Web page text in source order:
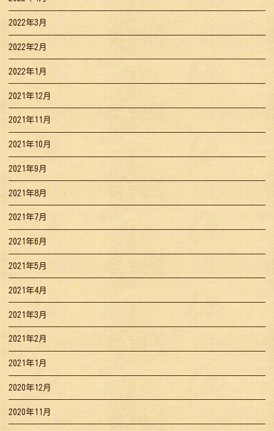
2022年3月
2022年2月
2022年1月
2021年12月
2021年11月
2021年10月
2021年9月
2021年8月
2021年7月
2021年6月
2021年5月
2021年4月
2021年3月
2021年2月
2021年1月
2020年12月
2020年11月